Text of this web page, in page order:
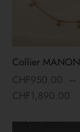
Collier MANON
CHF950.00 –
CHF1,890.00